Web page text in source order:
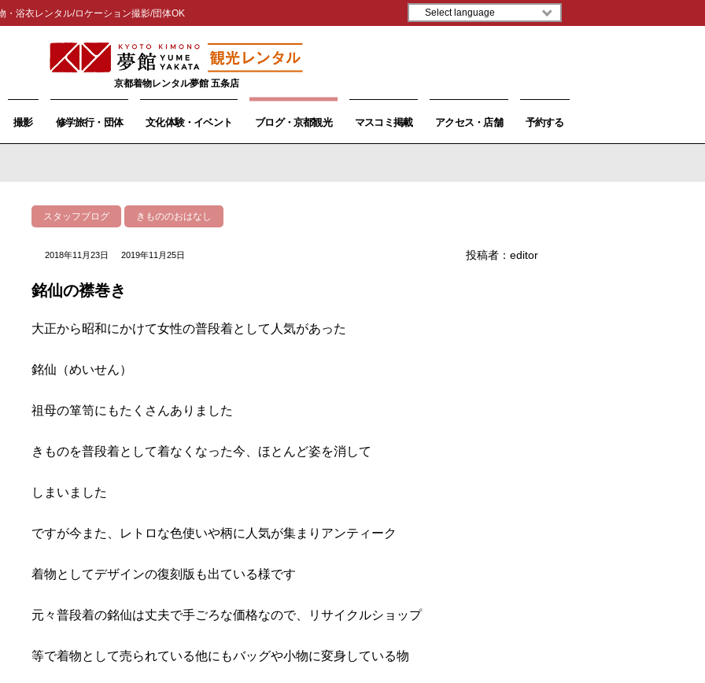
・浴衣レンタル/ロケーション撮影/団体OK
京都着物レンタル夢館 五条店
撮影 修学旅行・団体 文化体験・イベント ブログ・京都観光 マスコミ掲載 アクセス・店舗 予約する
スタッフブログ きもののおはなし
2018年11月23日 2019年11月25日 投稿者： editor
銘仙の襟巻き
大正から昭和にかけて女性の普段着として人気があった
銘仙（めいせん）
祖母の箪笥にもたくさんありました
きものを普段着として着なくなった今、ほとんど姿を消して
しまいました
ですが今また、レトロな色使いや柄に人気が集まりアンティーク
着物としてデザインの復刻版も出ている様です
元々普段着の銘仙は丈夫で手ごろな価格なので、リサイクルショップ
等で着物として売られている他にもバッグや小物に変身している物